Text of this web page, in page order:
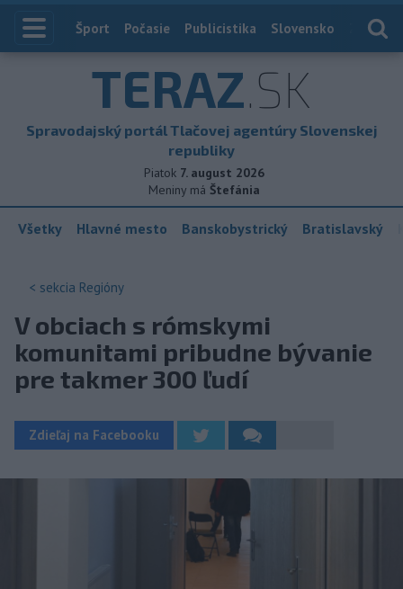
Index
Šport Počasie Publicistika Slovensko
TERAZ.SK
Spravodajský portál Tlačovej agentúry Slovenskej
republiky
Piatok 7. august 2026
Meniny má Štefánia
Všetky Hlavné mesto Banskobystrický Bratislavský
< sekcia Regióny
V obciach s rómskymi
komunitami pribudne bývanie
pre takmer 300 ľudí
Zdieľaj na Facebooku